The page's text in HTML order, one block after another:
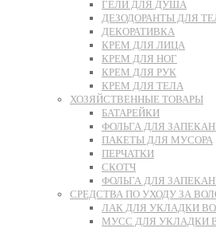
ГЕЛИ ДЛЯ ДУША
ДЕЗОДОРАНТЫ ДЛЯ
ДЕКОРАТИВКА
КРЕМ ДЛЯ ЛИЦА
КРЕМ ДЛЯ НОГ
КРЕМ ДЛЯ РУК
КРЕМ ДЛЯ ТЕЛА
ХОЗЯЙСТВЕННЫЕ ТОВАРЫ
БАТАРЕЙКИ
ФОЛЬГА ДЛЯ
ПАКЕТЫ ДЛЯ МУСОРА
ПЕРЧАТКИ
СКОТЧ
ФОЛЬГА ДЛЯ
СРЕДСТВА ПО УХОДУ ЗА
ЛАК ДЛЯ УКЛАДКИ
МУСС ДЛЯ УКЛАДКИ